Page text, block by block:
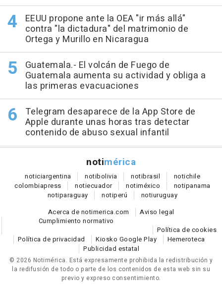
EEUU propone ante la OEA "ir más allá"
contra "la dictadura" del matrimonio de
Ortega y Murillo en Nicaragua
Guatemala.- El volcán de Fuego de
Guatemala aumenta su actividad y obliga a
las primeras evacuaciones
Telegram desaparece de la App Store de
Apple durante unas horas tras detectar
contenido de abuso sexual infantil
notimérica
noticiargentina notibolivia notibrasil notichile
colombiapress notiecuador notiméxico notipanama
notiparaguay notiperú notiuruguay
Acerca de notimerica.com
Aviso legal
Cumplimiento normativo
Política de cookies
Política de privacidad
Kiosko Google Play
Hemeroteca
Publicidad estatal
© 2026 Notimérica. Está expresamente prohibida la redistribución y
la redifusión de todo o parte de los contenidos de esta web sin su
previo y expreso consentimiento.